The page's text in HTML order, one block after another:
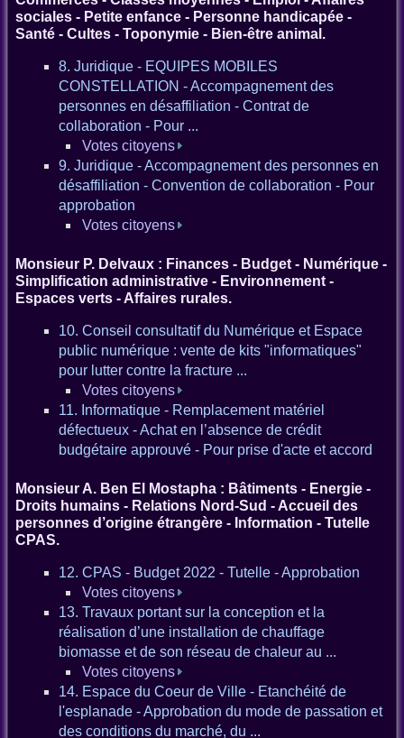
sociales - Petite enfance - Personne handicapée -
Santé - Cultes - Toponymie - Bien-être animal.
8. Juridique - EQUIPES MOBILES
CONSTELLATION - Accompagnement des
personnes en désaffiliation - Contrat de
collaboration - Pour ...
Votes citoyens
9. Juridique - Accompagnement des personnes en
désaffiliation - Convention de collaboration - Pour
approbation
Votes citoyens
Monsieur P. Delvaux : Finances - Budget - Numérique -
Simplification administrative - Environnement -
Espaces verts - Affaires rurales.
10. Conseil consultatif du Numérique et Espace
public numérique : vente de kits "informatiques"
pour lutter contre la fracture ...
Votes citoyens
11. Informatique - Remplacement matériel
défectueux - Achat en l’absence de crédit
budgétaire approuvé - Pour prise d'acte et accord
Monsieur A. Ben El Mostapha : Bâtiments - Energie -
Droits humains - Relations Nord-Sud - Accueil des
personnes d’origine étrangère - Information - Tutelle
CPAS.
12. CPAS - Budget 2022 - Tutelle - Approbation
Votes citoyens
13. Travaux portant sur la conception et la
réalisation d’une installation de chauffage
biomasse et de son réseau de chaleur au ...
Votes citoyens
14. Espace du Coeur de Ville - Etanchéité de
l'esplanade - Approbation du mode de passation et
des conditions du marché, du ...